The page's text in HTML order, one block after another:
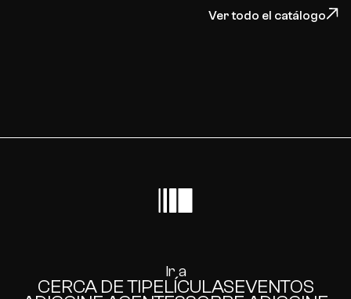
Ver todo el catálogo
Ir a
CERCA DE TIPELÍCULASEVENTOS